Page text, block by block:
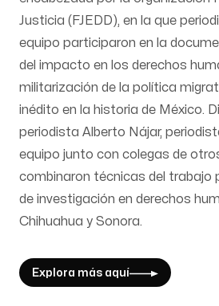
Justicia (FJEDD), en la que
equipo participaron en la
del impacto en los derechos
militarización de la política
inédito en la historia de México.
periodista Alberto Nájar,
equipo junto con colegas de
combinaron técnicas del trabajo
de investigación en derechos
Chihuahua y Sonora.
Explora más aquí